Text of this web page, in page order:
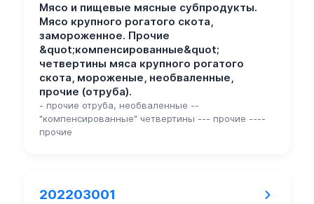
Мясо и пищевые мясные субпродукты.
Мясо крупного рогатого скота,
замороженное. Прочие
&quot;компенсированные&quot;
четвертины мяса крупного рогатого
скота, мороженые, необваленные,
прочие (отруба).
- прочие отруба, необваленные --
"компенсированные" четвертины --- прочие ----
прочие
202203001